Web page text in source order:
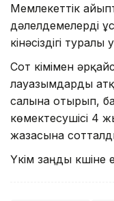
Мемлекеттік
дәлелдемелерді
кінәсіздігі
Сот үкімімен
лауазымдарды
салына отырып,
көмектесушісі 4
жазасына
Үкім заңды күшіне